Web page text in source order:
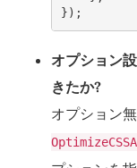
});
オプション
きたか?
オプション